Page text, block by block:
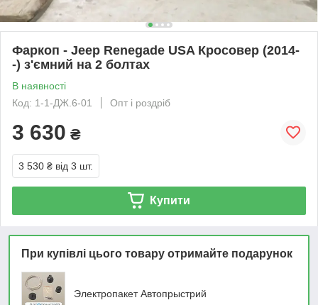
Фаркоп - Jeep Renegade USA Кросовер (2014-
-) з'ємний на 2 болтах
В наявності
Код: 1-1-ДЖ.6-01
Опт і роздріб
3 630 ₴
3 530 ₴ від 3 шт.
Купити
При купівлі цього товару отримайте подарунок
Электропакет Автопрыстрий